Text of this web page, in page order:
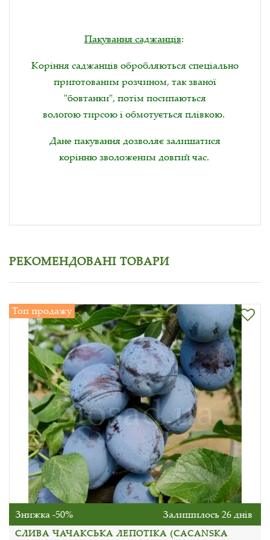
Пакування саджанців:
Коріння саджанців обробляються спеціально
приготованим розчином, так званої
"бовтанки", потім посипаються
вологою тирсою і обмотується плівкою.
Дане пакування дозволяє залишатися
корінню зволоженим довгий час.
РЕКОМЕНДОВАНІ ТОВАРИ
Топ продажу
Знижка -50% Залишилось 26 днів
СЛИВА ЧАЧАКСЬКА ЛЕПОТІКА (CACANSKA